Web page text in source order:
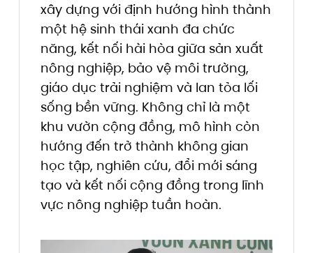
xây dựng với định hướng hình thành
một hệ sinh thái xanh đa chức
năng, kết nối hài hòa giữa sản xuất
nông nghiệp, bảo vệ môi trường,
giáo dục trải nghiệm và lan tỏa lối
sống bền vững. Không chỉ là một
khu vườn cộng đồng, mô hình còn
hướng đến trở thành không gian
học tập, nghiên cứu, đổi mới sáng
tạo và kết nối cộng đồng trong lĩnh
vực nông nghiệp tuần hoàn.